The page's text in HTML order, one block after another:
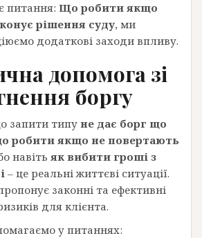
питання: Що робити якщо
рішення суду, ми
додаткові заходи впливу.
допомога зі
боргу
запити типуне дає борг що
робити якщо не повертають
навіть як вибити гроші з
– це реальні життєві ситуації.
законні та ефективні
для клієнта.
у питаннях: